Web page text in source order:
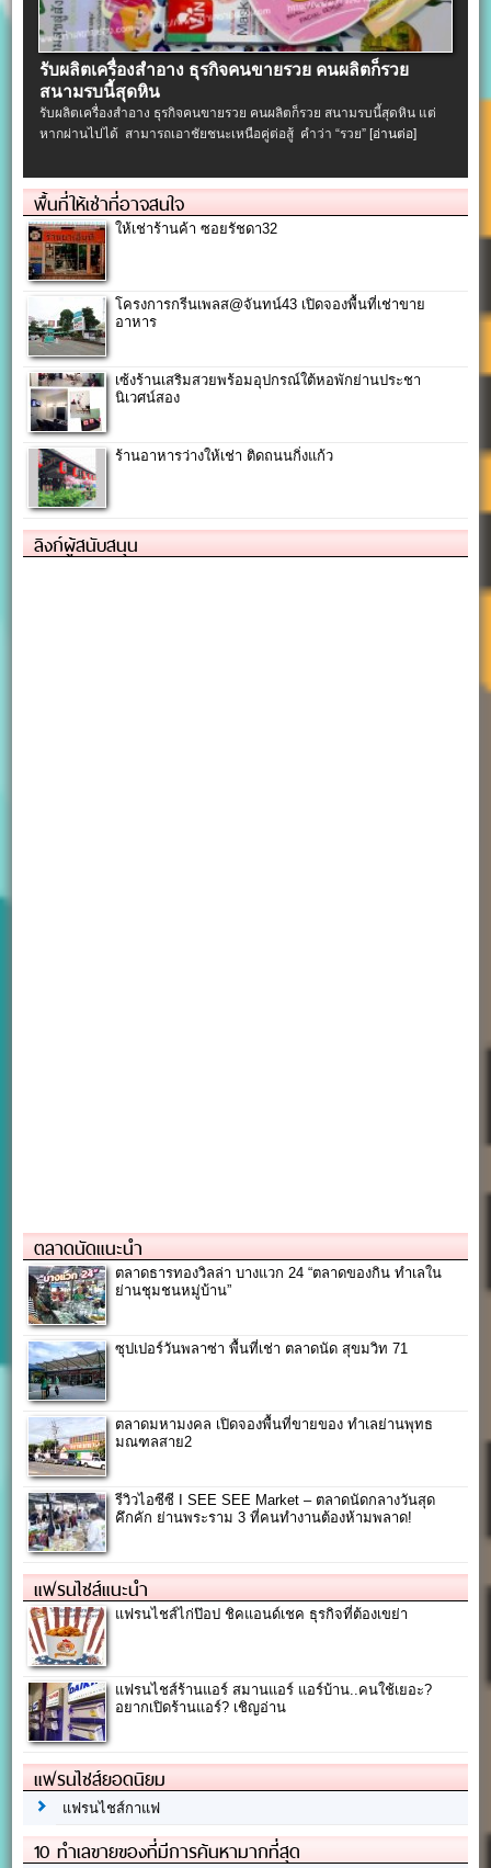
รับผลิตเครื่องสําอาง ธุรกิจคนขายรวย คนผลิตก็รวย
สนามรบนี้สุดหิน
รับผลิตเครื่องสําอาง ธุรกิจคนขายรวย คนผลิตก็รวย สนามรบนี้สุดหิน แต่
หากผ่านไปได้ สามารถเอาชัยชนะเหนือคู่ต่อสู้ คำว่า “รวย”[อ่านต่อ]
พื้นที่ให้เช่าที่อาจสนใจ
ให้เช่าร้านค้า ซอยรัชดา32
โครงการกรีนเพลส@จันทน์43 เปิดจองพื้นที่เช่าขาย
อาหาร
เซ้งร้านเสริมสวยพร้อมอุปกรณ์ใต้หอพักย่านประชา
นิเวศน์สอง
ร้านอาหารว่างให้เช่า ติดถนนกิ่งแก้ว
ลิงก์ผู้สนับสนุน
ตลาดนัดแนะนำ
ตลาดธารทองวิลล่า บางแวก 24 “ตลาดของกิน ทำเลใน
ย่านชุมชนหมู่บ้าน”
ซุปเปอร์วันพลาซ่า พื้นที่เช่า ตลาดนัด สุขมวิท 71
ตลาดมหามงคล เปิดจองพื้นที่ขายของ ทำเลย่านพุทธ
มณฑลสาย2
รีวิวไอซีซี I SEE SEE Market – ตลาดนัดกลางวันสุด
คึกคัก ย่านพระราม 3 ที่คนทำงานต้องห้ามพลาด!
แฟรนไชส์แนะนำ
แฟรนไชส์ไก่ป๊อป ชิคแอนด์เชค ธุรกิจที่ต้องเขย่า
แฟรนไชส์ร้านแอร์ สมานแอร์ แอร์บ้าน..คนใช้เยอะ?
อยากเปิดร้านแอร์? เชิญอ่าน
แฟรนไชส์ยอดนิยม
แฟรนไชส์กาแฟ
10 ทำเลขายของที่มีการค้นหามากที่สุด